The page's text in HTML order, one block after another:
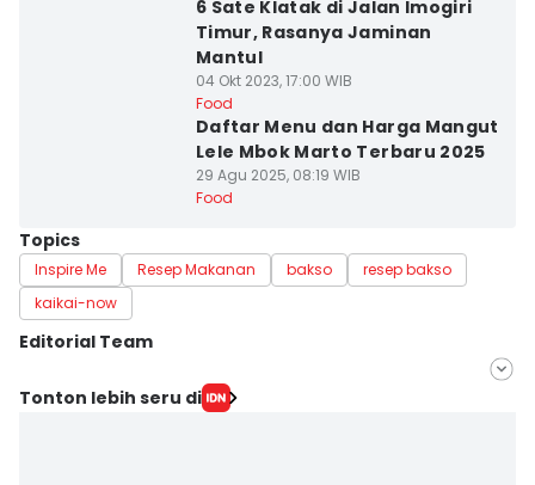
6 Sate Klatak di Jalan Imogiri
Timur, Rasanya Jaminan
Mantul
04 Okt 2023, 17:00 WIB
Food
Daftar Menu dan Harga Mangut
Lele Mbok Marto Terbaru 2025
29 Agu 2025, 08:19 WIB
Food
Topics
Inspire Me Resep Makanan bakso
resep bakso
kaikai-now
Editorial Team
Editor
Tonton lebih seru di